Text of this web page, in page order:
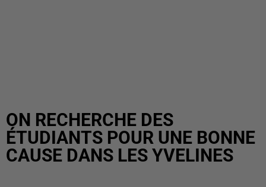
ON RECHERCHE DES
ÉTUDIANTS POUR UNE BONNE
CAUSE DANS LES YVELINES